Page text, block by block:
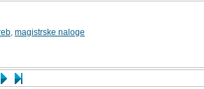
magistrske naloge